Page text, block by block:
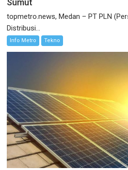
Sumut
topmetro.news, Medan – PT PLN
Distribusi...
Info Metro Tekno